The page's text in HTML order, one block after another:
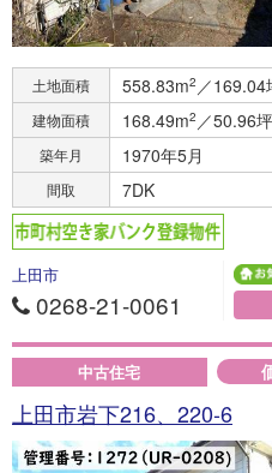
土地面積 558.83m2 ／169.04
建物面積 168.49m2 ／50.96坪
築年月 1970年5月
間取 7DK
上田市
0268-21-0061
中古住宅
上田市岩下216、220-6